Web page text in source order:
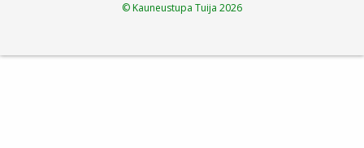
© Kauneustupa Tuija 2026